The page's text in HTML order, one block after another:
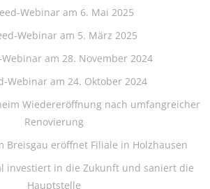
Webinar am 6. Mai 2025
Webinar am 5. März 2025
Webinar am 28. November 2024
Webinar am 24. Oktober 2024
Wiedereröffnung nach umfangreicher
Renovierung
Breisgau eröffnet Filiale in Holzhausen
investiert in die Zukunft und saniert die
Hauptstelle